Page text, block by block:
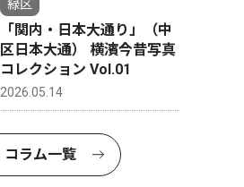
緑区
「関内・日本大通り」（中
区日本大通） 横濱今昔写真
コレクション Vol.01
2026.05.14
コラム一覧